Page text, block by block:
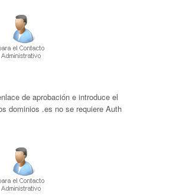
de aprobación e introduce el
dominios .es no se requiere Auth